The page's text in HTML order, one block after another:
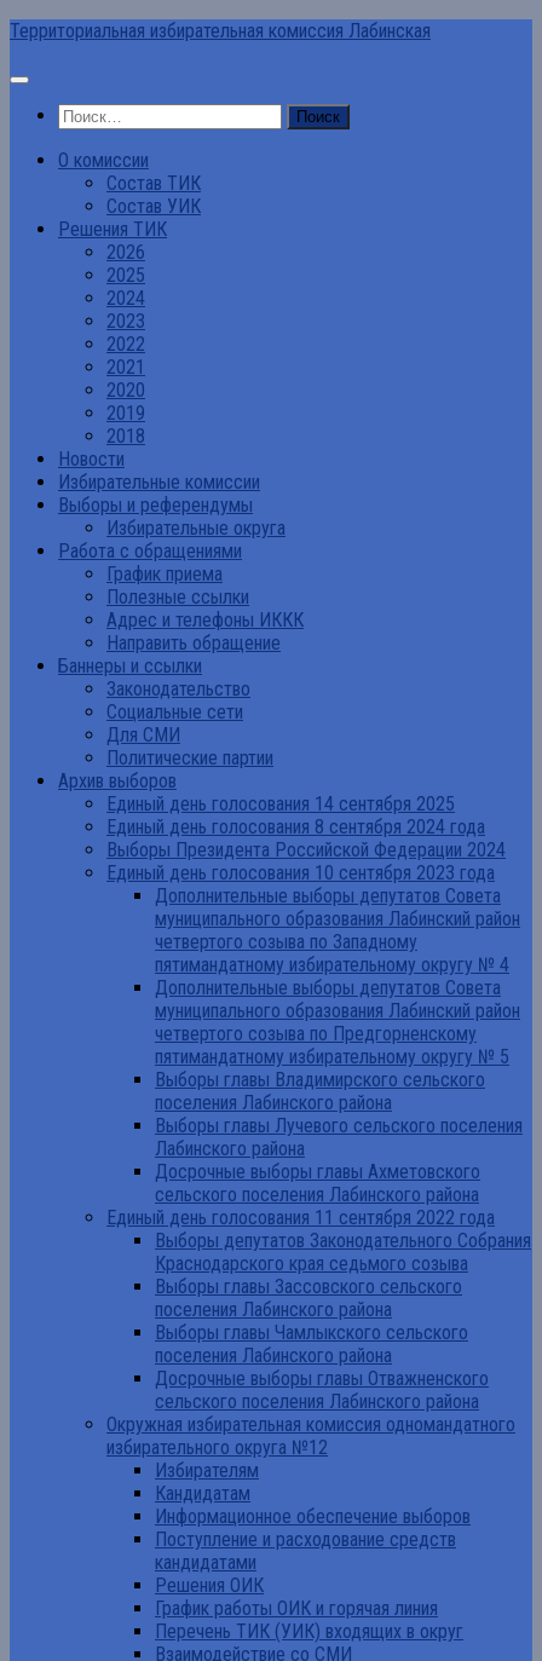
Перейти
содержимому
Территориальная избирательная комиссия Лабинская
Найти:
О комиссии
Состав ТИК
Состав УИК
Решения ТИК
2026
2025
2024
2023
2022
2021
2020
2019
2018
Новости
Избирательные комиссии
Выборы и референдумы
Избирательные округа
Работа с обращениями
График приема
Полезные ссылки
Адрес и телефоны ИККК
Направить обращение
Баннеры и ссылки
Законодательство
Социальные сети
Для СМИ
Политические партии
Архив выборов
Единый день голосования 14 сентября 2025
Единый день голосования 8 сентября 2024 года
Выборы Президента Российской Федерации 2024
Единый день голосования 10 сентября 2023 года
Дополнительные выборы депутатов Совета
муниципального образования Лабинский район
четвертого созыва по Западному
пятимандатному избирательному округу № 4
Дополнительные выборы депутатов Совета
муниципального образования Лабинский район
четвертого созыва по Предгорненскому
пятимандатному избирательному округу № 5
Выборы главы Владимирского сельского
поселения Лабинского района
Выборы главы Лучевого сельского поселения
Лабинского района
Досрочные выборы главы Ахметовского
сельского поселения Лабинского района
Единый день голосования 11 сентября 2022 года
Выборы депутатов Законодательного Собрания
Краснодарского края седьмого созыва
Выборы главы Зассовского сельского
поселения Лабинского района
Выборы главы Чамлыкского сельского
поселения Лабинского района
Досрочные выборы главы Отважненского
сельского поселения Лабинского района
Окружная избирательная комиссия одномандатного
избирательного округа №12
Избирателям
Кандидатам
Информационное обеспечение выборов
Поступление и расходование средств
кандидатами
Решения ОИК
График работы ОИК и горячая линия
Перечень ТИК (УИК) входящих в округ
Взаимодействие со СМИ